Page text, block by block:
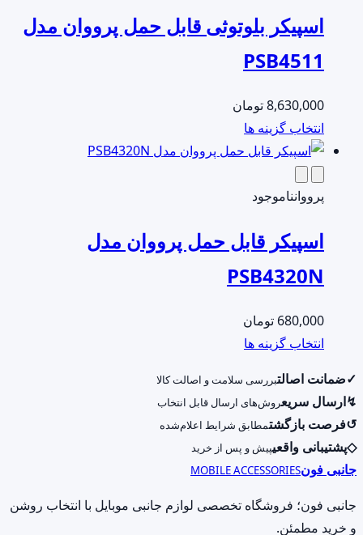
می
گزینه
ممکن
است
در
انتخاب
شوند
اسپیکر بلوتوثی قابل حمل پرووان مدل
PSB4511
8,630,000تومان
انتخاب گزینه ها
محصول
می
گزینه
ممکن
است
در
صفحه
محصول
انتخاب
شوند
پرووانناموجود
اسپیکر قابل حمل پرووان مدل
PSB4320N
680,000 تومان
انتخاب گزینه ها
دارای
انواع
مختلفی
می
باشد.
گزینه
✓ضمانت اصالتبررسی سلامت و اصالت کالا
↯ارسال سریعروش‌های ارسال قابل انتخاب
↺فرصت بازگشتمطابق شرایط اعلام‌شده
◇پشتیبانی واقعیپیش و پس از خرید
جانبی فونMOBILE ACCESSORIES
جانبی فون؛ فروشگاه تخصصی لوازم جانبی موبایل با انتخاب روشن
و خرید مطمئن.